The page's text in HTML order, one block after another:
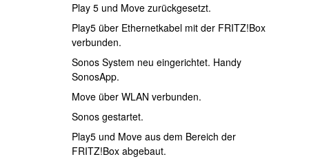
Play 5 und Move zurückgesetzt.
Play5 über Ethernetkabel mit der FRITZ!Box
verbunden.
Sonos System neu eingerichtet. Handy
SonosApp.
Move über WLAN verbunden.
Sonos gestartet.
Play5 und Move aus dem Bereich der
FRITZ!Box abgebaut.